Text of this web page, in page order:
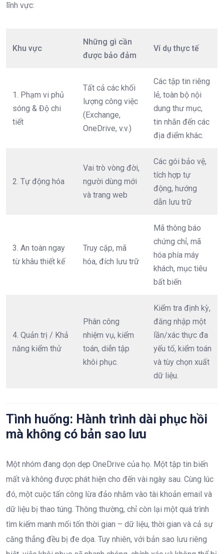
lĩnh vực:
Khu vực
Những gì cần
được bảo đảm
Ví dụ thực tế
1. Phạm vi phủ
sóng & Độ chi
tiết
Tất cả các khối
lượng công việc
(Exchange,
OneDrive, v.v.)
Các tập tin riêng
lẻ, toàn bộ nội
dung thư mục,
tin nhắn đến các
địa điểm khác.
2. Tự động hóa
Vai trò vòng đời,
người dùng mới
và trang web
Các gói bảo vệ,
tích hợp tự
động, hướng
dẫn lưu trữ
3. An toàn ngay
từ khâu thiết kế
Truy cập, mã
hóa, đích lưu trữ
Mã thông báo
chứng chỉ, mã
hóa phía máy
khách, mục tiêu
bất biến
4. Quản trị / Khả
năng kiểm thử
Phân công
nhiệm vụ, kiểm
toán, diễn tập
khôi phục.
Kiểm tra định kỳ,
đăng nhập một
lần/xác thực đa
yếu tố, kiểm toán
và tùy chọn xuất
dữ liệu.
Tình huống: Hành trình dài phục hồi
mà không có bản sao lưu​
Một nhóm đang dọn dẹp OneDrive của họ. Một tập tin biến
mất và không được phát hiện cho đến vài ngày sau. Cùng lúc
đó, một cuộc tấn công lừa đảo nhắm vào tài khoản email và
dữ liệu bị thao túng. Thông thường, chỉ còn lại một quá trình
tìm kiếm manh mối tốn thời gian – dữ liệu, thời gian và cả sự
căng thẳng đều bị đe dọa. Tuy nhiên, với bản sao lưu riêng